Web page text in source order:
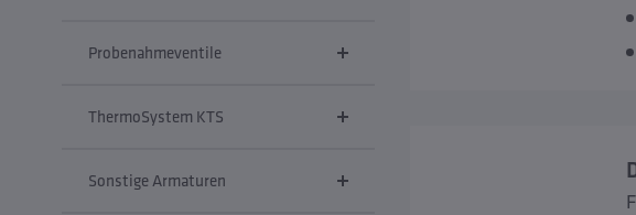
Probenahmeventile
ThermoSystem KTS
Sonstige Armaturen